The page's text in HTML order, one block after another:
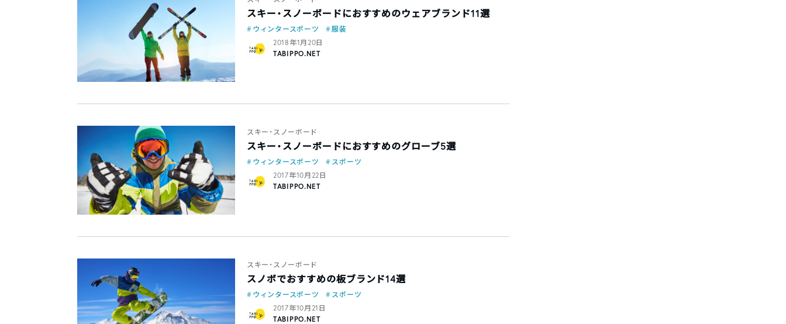
スキー・スノーボードにおすすめのウェアブランド11選
ウィンタースポーツ
服装
2018年1月20日
TABIPPO.NET
スキー・スノーボード
スキー・スノーボードにおすすめのグローブ5選
ウィンタースポーツ
スポーツ
2017年10月22日
TABIPPO.NET
スキー・スノーボード
スノボでおすすめの板ブランド14選
ウィンタースポーツ
スポーツ
2017年10月21日
TABIPPO.NET